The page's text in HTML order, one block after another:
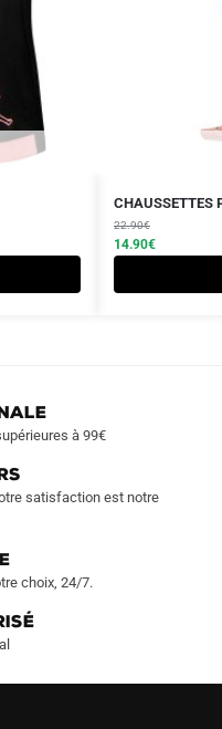
CHAUSSETTES
22.90€
Le
prix
initial
était :
14.90€
Le
prix
actuel
est :
à 99€
satisfaction est notre
choix, 24/7.